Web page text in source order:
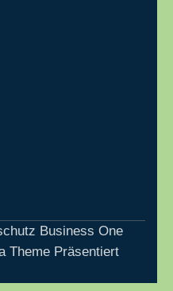
Business One
Theme Präsentiert